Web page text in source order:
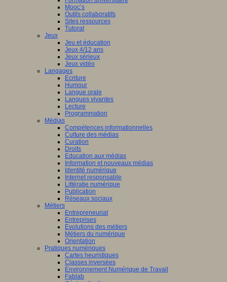
Mooc’s
Outils collaboratifs
Sites ressources
Tutorat
Jeux
Jeu et éducation
Jeux 4/12 ans
Jeux sérieux
Jeux vidéo
Langages
Ecriture
Humour
Langue orale
Langues vivantes
Lecture
Programmation
Médias
Compétences informationnelles
Culture des médias
Curation
Droits
Education aux médias
Information et nouveaux médias
Identité numérique
Internet responsable
Littératie numérique
Publication
Réseaux sociaux
Métiers
Entrepreneuriat
Entreprises
Evolutions des métiers
Métiers du numérique
Orientation
Pratiques numériques
Cartes heuristiques
Classes inversées
Environnement Numérique de Travail
Fablab